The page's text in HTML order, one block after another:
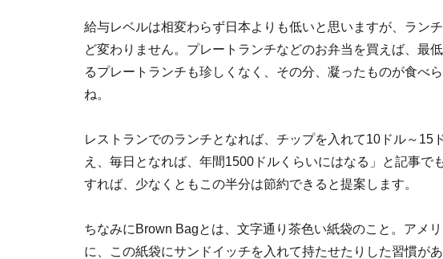
給与レベルは相変わらず日本よりも低いと思いますが、ラン
ど変わりません。プレートランチなどのお弁当を買えば、最
るプレートランチも珍しくなく、その分、凝ったものが食べ
ね。
レストランでのランチとなれば、チップを入れて10ドル～15
え、毎日となれば、年間1500ドルくらいにはなる」と記事で
すれば、少なくともこの半分は節約できると提案します。
ちなみにBrown Bagとは、文字通り茶色い紙袋のこと。アメ
に、この紙袋にサンドイッチを入れて持たせたりした習慣が